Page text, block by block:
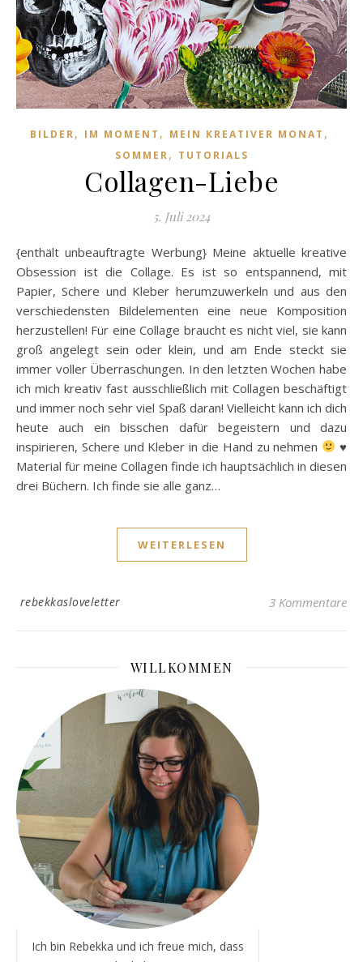
BILDER, IM MOMENT , MEIN KREATIVER MONAT ,
SOMMER, TUTORIALS
Collagen-Liebe
5. Juli 2024
{enthält unbeauftragte Werbung} Meine aktuelle kreative
Obsession ist die Collage. Es ist so entspannend, mit
Papier, Schere und Kleber herumzuwerkeln und aus den
verschiedensten Bildelementen eine neue Komposition
herzustellen! Für eine Collage braucht es nicht viel, sie kann
groß angelegt sein oder klein, und am Ende steckt sie
immer voller Überraschungen. In den letzten Wochen habe
ich mich kreativ fast ausschließlich mit Collagen beschäftigt
und immer noch sehr viel Spaß daran! Vielleicht kann ich dich
heute auch ein bisschen dafür begeistern und dazu
inspirieren, Schere und Kleber in die Hand zu nehmen
♥
Material für meine Collagen finde ich hauptsächlich in diesen
drei Büchern. Ich finde sie alle ganz…
WEITERLESEN
rebekkasloveletter 3 Kommentare
WILLKOMMEN
Ich bin Rebekka und ich freue mich, dass